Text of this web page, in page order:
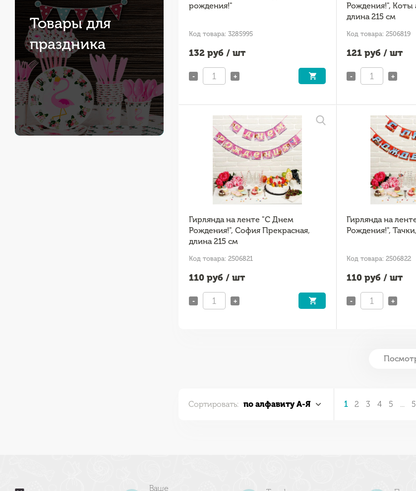
Товары для
праздника
рождения!"
Код товара: 3285995
132 руб / шт
- +
Рождения!", Коты
длина 215 см
Код товара: 2506819
121 руб / шт
- +
Гирлянда на ленте "С Днем
Рождения!", София Прекрасная,
длина 215 см
Код товара: 2506821
110 руб / шт
- +
Гирлянда на
Рождения!",
Код товара: 2506822
110 руб / шт
- +
Сортировать: по алфавиту А-Я 1 2 3 4 5 ...
Ваше